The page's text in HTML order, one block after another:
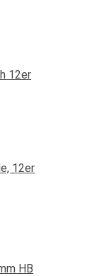
12er
12er
HB